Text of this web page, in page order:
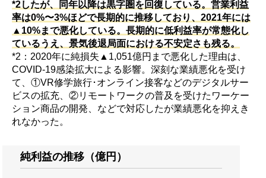
*2したが、同年以降は黒字圏を回復している。営業利益
率は0%〜3%ほどで長期的に推移しており、2021年には
▲10%まで悪化している。長期的に低利益率が常態化し
ているうえ、景気後退局面における不安定さも残る。
*2：2020年に純損失▲1,051億円まで悪化した理由は、
COVID-19感染拡大による影響。深刻な業績悪化を受け
て、①VR修学旅行･オンライン接客などのデジタルサー
ビスの拡充、②リモートワークの普及を受けたワーケー
ション商品の開発、などで対応したが業績悪化を抑えき
れなかった。
純利益の推移（億円）